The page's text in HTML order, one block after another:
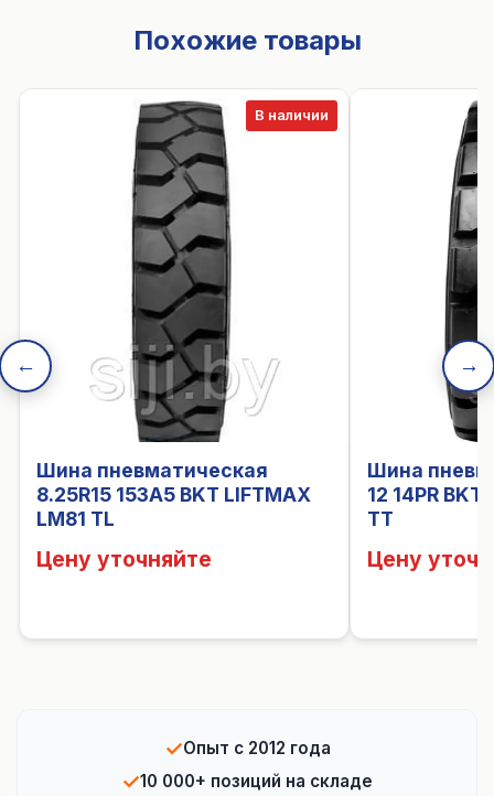
Похожие товары
←
В наличии
Шина пневматическая
8.25R15 153A5 BKT LIFTMAX
LM81 TL
Цену уточняйте
Шина
12 14PR BKT
TT
Цену
→
✓Опыт с 2012 года
✓10 000+ позиций на складе